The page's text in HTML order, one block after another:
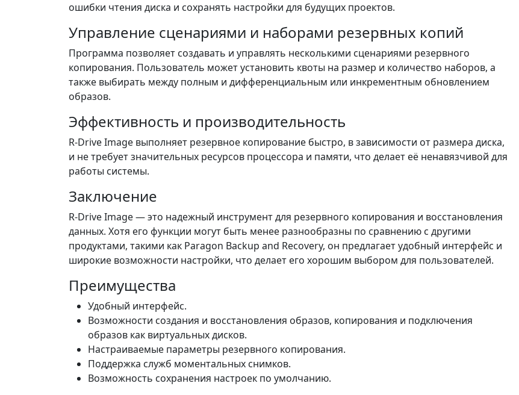
ошибки чтения диска и сохранять настройки для будущих проектов.
Управление сценариями и наборами резервных копий
Программа позволяет создавать и управлять несколькими сценариями резервного
копирования. Пользователь может установить квоты на размер и количество наборов, а
также выбирать между полным и дифференциальным или инкрементным обновлением
образов.
Эффективность и производительность
R-Drive Image выполняет резервное копирование быстро, в зависимости от размера диска,
и не требует значительных ресурсов процессора и памяти, что делает её ненавязчивой для
работы системы.
Заключение
R-Drive Image — это надежный инструмент для резервного копирования и восстановления
данных. Хотя его функции могут быть менее разнообразны по сравнению с другими
продуктами, такими как Paragon Backup and Recovery, он предлагает удобный интерфейс и
широкие возможности настройки, что делает его хорошим выбором для пользователей.
Преимущества
Удобный интерфейс.
Возможности создания и восстановления образов, копирования и подключения
образов как виртуальных дисков.
Настраиваемые параметры резервного копирования.
Поддержка служб моментальных снимков.
Возможность сохранения настроек по умолчанию.